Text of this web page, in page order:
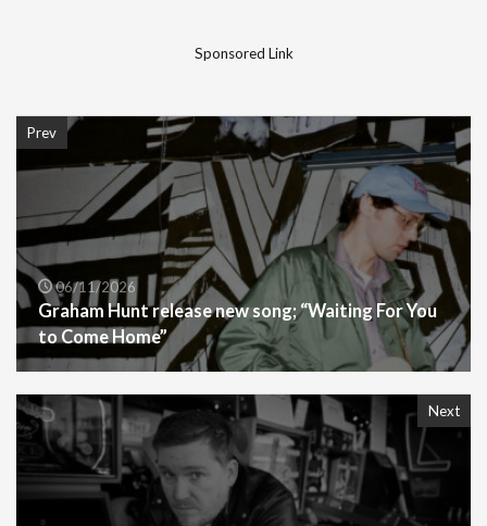
Sponsored Link
Prev
06/11/2026
Graham Hunt release new song; “Waiting For You
to Come Home”
Next